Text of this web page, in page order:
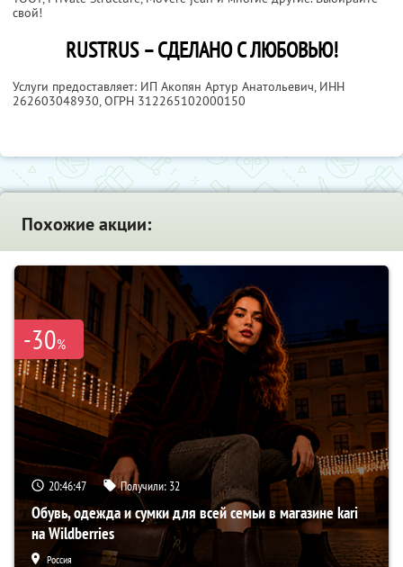
свой!
RUSTRUS – СДЕЛАНО С ЛЮБОВЬЮ!
Услуги предоставляет: ИП Акопян Артур Анатольевич, ИНН
262603048930, ОГРН 312265102000150
Похожие акции:
-30%
20:46:46 Получили: 32
Обувь, одежда и сумки для всей семьи в магазине kari
на Wildberries
Россия